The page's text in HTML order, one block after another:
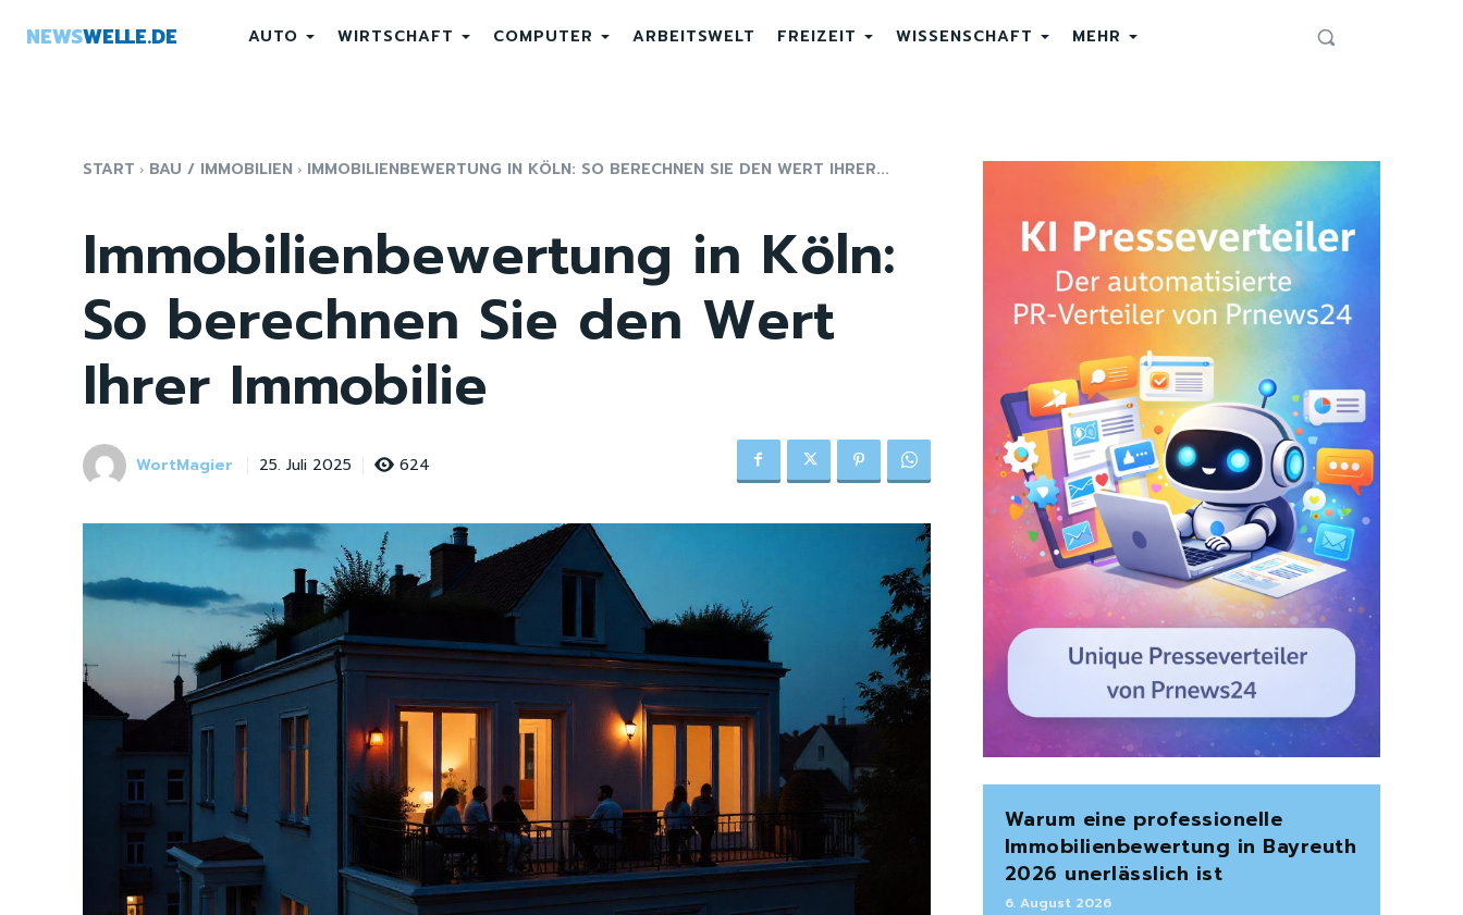
NEWSWELLE.DE AUTO WIRTSCHAFT COMPUTER ARBEITSWELT FREIZEIT WISSENSCHAFT MEHR
START BAU / IMMOBILIEN IMMOBILIENBEWERTUNG IN KÖLN: SO BERECHNEN SIE DEN WERT IHRER...
Immobilienbewertung in Köln:
So berechnen Sie den Wert
Ihrer Immobilie
WortMagier 25. Juli 2025 624
Warum eine professionelle
Immobilienbewertung in Bayreuth
2026 unerlässlich ist
6. August 2026